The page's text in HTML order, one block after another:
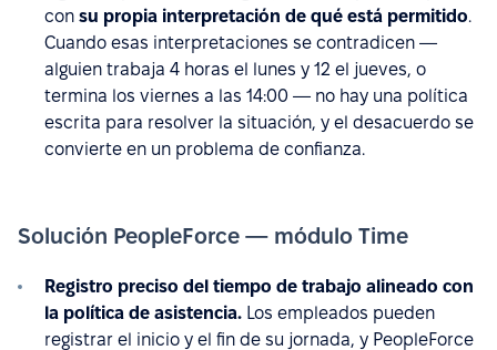
con su propia interpretación de qué está permitido.
Cuando esas interpretaciones se contradicen —
alguien trabaja 4 horas el lunes y 12 el jueves, o
termina los viernes a las 14:00 — no hay una política
escrita para resolver la situación, y el desacuerdo se
convierte en un problema de confianza.
Solución PeopleForce — módulo Time
Registro preciso del tiempo de trabajo alineado con
la política de asistencia. Los empleados pueden
registrar el inicio y el fin de su jornada, y PeopleForce